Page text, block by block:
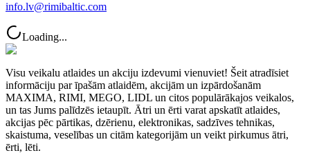
info.lv@rimibaltic.com
Loading...
Visu veikalu atlaides un akciju izdevumi vienuviet! Šeit atradīsiet
informāciju par īpašām atlaidēm, akcijām un izpārdošanām
MAXIMA, RIMI, MEGO, LIDL un citos populārākajos veikalos,
un tas Jums palīdzēs ietaupīt. Ātri un ērti varat apskatīt atlaides,
akcijas pēc pārtikas, dzērienu, elektronikas, sadzīves tehnikas,
skaistuma, veselības un citām kategorijām un veikt pirkumus ātri,
ērti, lēti.